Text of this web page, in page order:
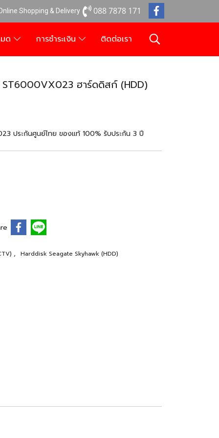
Shopping & Delivery 088 7878 171
ด การชำระเงิน ติดต่อเรา
ฮาร์ดดิสก์ (HDD)
ประกันศูนย์ไทย ของแท้ 100% รับประกัน 3 ปี
, Harddisk Seagate Skyhawk (HDD)